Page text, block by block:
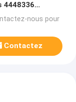
4448336
du moteur
nous pour
Contactez